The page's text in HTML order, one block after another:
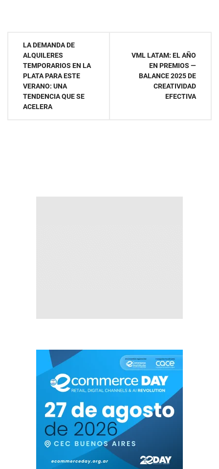
Navegación
entradas
LA DEMANDA DE
ALQUILERES
TEMPORARIOS EN LA
PLATA PARA ESTE
VERANO: UNA
TENDENCIA QUE SE
ACELERA
VML LATAM: EL AÑO
EN PREMIOS —
BALANCE 2025 DE
CREATIVIDAD
EFECTIVA